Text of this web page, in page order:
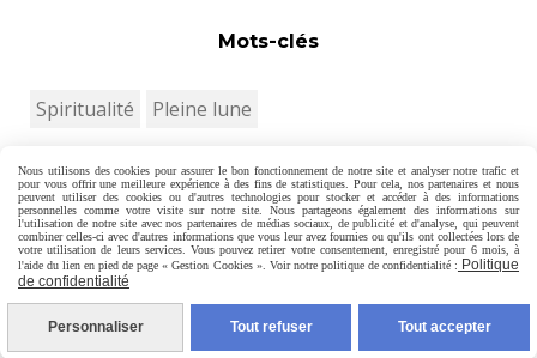
Mots-clés
Spiritualité Pleine lune
Facebook est désactivé. Autoriser
MENTIONS LÉGALES
VENTE
POLITIQUE DE CONFIDENTIALITÉ
GESTION
COOKIES MON COMPTE CRÉER UN SITE INTERNET
Nous utilisons des cookies pour assurer le bon fonctionnement de notre site et analyser notre trafic et
pour vous offrir une meilleure expérience à des fins de statistiques. Pour cela, nos partenaires et nous
peuvent utiliser des cookies ou d'autres technologies pour stocker et accéder à des informations
personnelles comme votre visite sur notre site. Nous partageons également des informations sur
l'utilisation de notre site avec nos partenaires de médias sociaux, de publicité et d'analyse, qui peuvent
combiner celles-ci avec d'autres informations que vous leur avez fournies ou qu'ils ont collectées lors de
votre utilisation de leurs services. Vous pouvez retirer votre consentement, enregistré pour 6 mois, à
l'aide du lien en pied de page « Gestion Cookies ». Voir notre politique de confidentialité : Politique
de confidentialité
Personnaliser Tout refuser Tout accepter